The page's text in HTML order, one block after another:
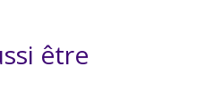
être